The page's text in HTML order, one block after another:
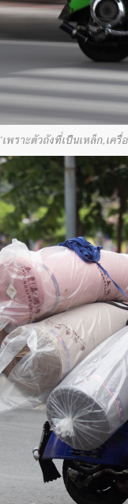
‘เพราะตัวถังที่เป็นเหล็ก,เค